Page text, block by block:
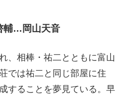
輔…岡山天音
、相棒・祐二とともに富山
では祐二と同じ部屋に住
することを夢見ている。早